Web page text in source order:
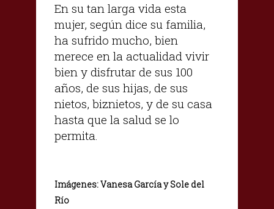
En su tan larga vida esta
mujer, según dice su familia,
ha sufrido mucho, bien
merece en la actualidad vivir
bien y disfrutar de sus 100
años, de sus hijas, de sus
nietos, biznietos, y de su casa
hasta que la salud se lo
permita.
Imágenes: Vanesa García y Sole del
Río